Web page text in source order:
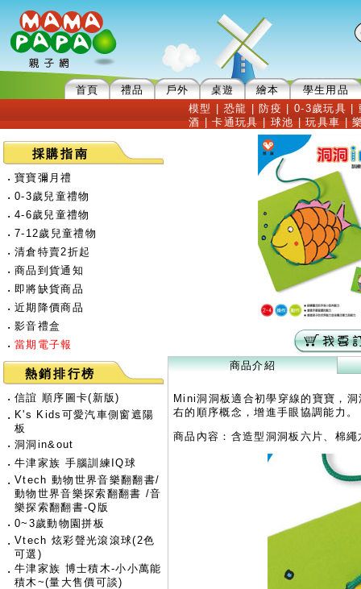
首頁 禮品 戶外 桌遊 繪本
學生用品
模型
恐龍 防疫 |0-3歲玩具 |
酒|卡通玩具|球池|玩具車|
採購指南
‧ 寶寶彌月禮
‧ 0-3歲兒童禮物
‧ 4-6歲兒童禮物
‧ 7-12歲兒童禮物
‧ 清倉特賣2折起
‧ 商品到貨通知
‧ 即將缺貨商品
‧ 近期降價商品
‧ 影音禮盒
‧ 當期電子報
熱銷排行榜
‧ 信誼 順序圖卡(新版)
‧ K's Kids可愛汽車側窗遮陽
板
‧ 洞洞in&out
‧ 牛津家族 手腦訓練IQ球
‧ Vtech 動物世界音樂翻翻書/
動物世界音樂探索翻翻書 /音
樂探索翻翻書-Q版
‧ 0~3歲動物園拼板
‧ Vtech 炫彩聲光滾滾球(2色
可選)
‧ 牛津家族 博士積木-小小萬能
積木~(量大售價可談)
商品介紹
Mini洞洞板適合初學穿線的寶寶，
右的順序概念，增進手眼協調能力。
商品內容：含造型洞洞板六片、棉繩